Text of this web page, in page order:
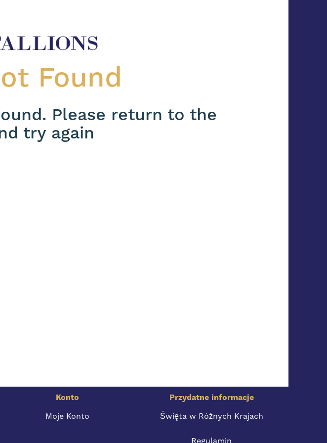
Found
Please return to the
try again
Konto
Przydatne informacje
Moje Konto Święta w Różnych Krajach
Regulamin